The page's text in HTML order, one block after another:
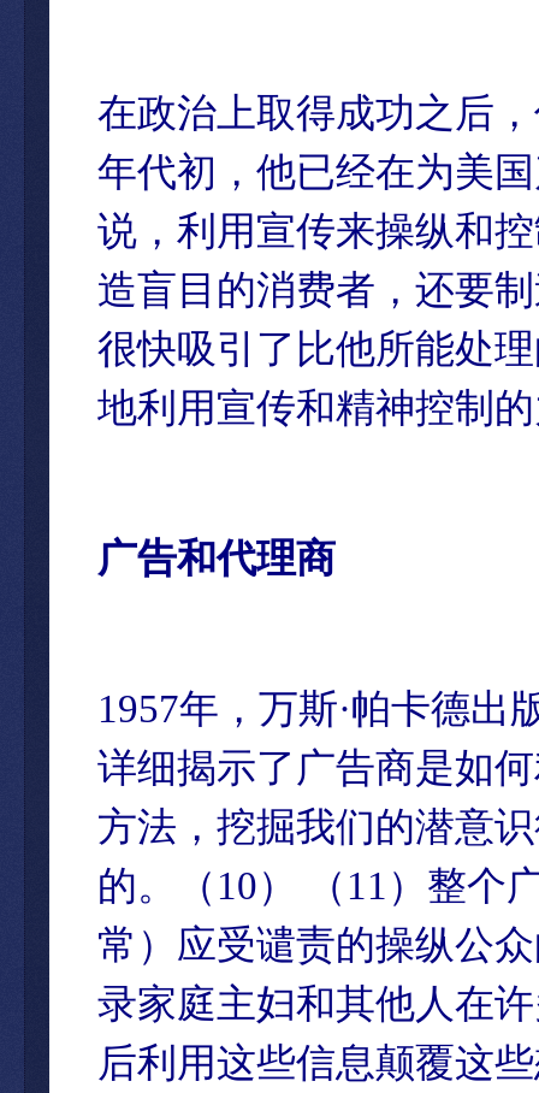
在政治上取得成功之后
年代初，他已经在为美
说，利用宣传来操纵和
造盲目的消费者，还要
很快吸引了比他所能处
地利用宣传和精神控制
广告和代理商
1957年，万斯·帕卡德
详细揭示了广告商是如
方法，挖掘我们的潜意
的。（10） （11）整个
常）应受谴责的操纵公
录家庭主妇和其他人在
后利用这些信息颠覆这